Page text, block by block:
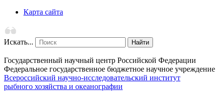
Карта сайта
Искать... Найти
Государственный научный центр Российской Федерации
Федеральное государственное бюджетное научное учреждение
Всероссийский научно-исследовательский институт
рыбного хозяйства и океанографии